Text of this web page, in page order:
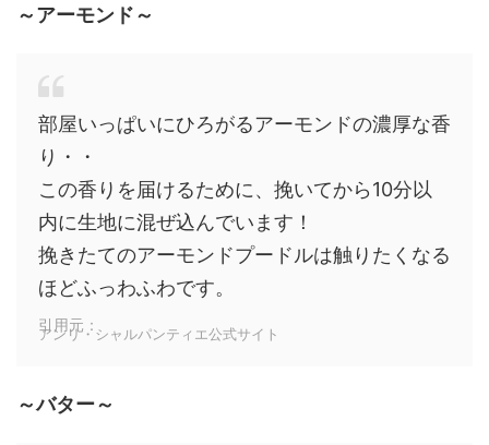
～アーモンド～
部屋いっぱいにひろがるアーモンドの濃厚な香
り・・
この香りを届けるために、挽いてから10分以
内に生地に混ぜ込んでいます！
挽きたてのアーモンドプードルは触りたくなる
ほどふっわふわです。
引用元：
アンリ・シャルパンティエ公式サイト
～バター～